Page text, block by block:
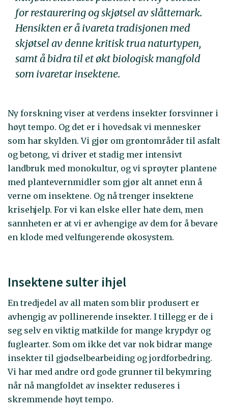
for restaurering og skjøtsel av slåttemark.
Hensikten er å ivareta tradisjonen med
skjøtsel av denne kritisk trua naturtypen,
samt å bidra til et økt biologisk mangfold
som ivaretar insektene.
Ny forskning viser at verdens insekter forsvinner i
høyt tempo. Og det er i hovedsak vi mennesker
som har skylden. Vi gjør om grøntområder til asfalt
og betong, vi driver et stadig mer intensivt
landbruk med monokultur, og vi sprøyter plantene
med plantevernmidler som gjør alt annet enn å
verne om insektene. Og nå trenger insektene
krisehjelp. For vi kan elske eller hate dem, men
sannheten er at vi er avhengige av dem for å bevare
en klode med velfungerende økosystem.
Insektene sulter ihjel
En tredjedel av all maten som blir produsert er
avhengig av pollinerende insekter. I tillegg er de i
seg selv en viktig matkilde for mange krypdyr og
fuglearter. Som om ikke det var nok bidrar mange
insekter til gjødselbearbeiding og jordforbedring.
Vi har med andre ord gode grunner til bekymring
når nå mangfoldet av insekter reduseres i
skremmende høyt tempo.